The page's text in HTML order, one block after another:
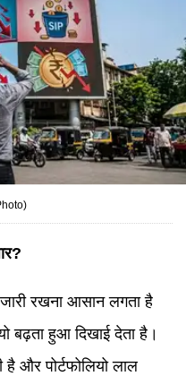
रखना आसान लगता है
बढ़ता हुआ दिखाई देता है।
और पोर्टफोलियो लाल